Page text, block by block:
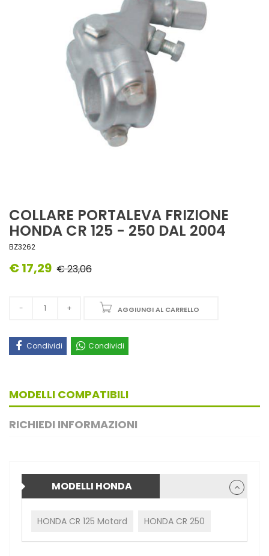
COLLARE PORTALEVA FRIZIONE
HONDA CR 125 - 250 DAL 2004
BZ3262
€ 17,29 € 23,06
AGGIUNGI AL CARRELLO
Condividi Condividi
MODELLI COMPATIBILI
RICHIEDI INFORMAZIONI
MODELLI HONDA
HONDA CR 125 Motard HONDA CR 250